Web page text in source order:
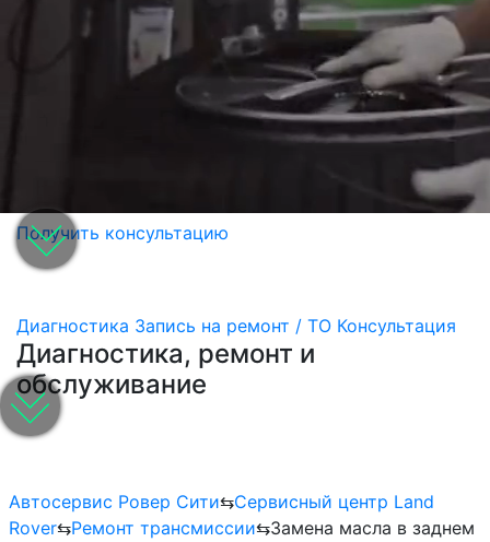
Получить консультацию
Диагностика Запись на ремонт / ТО Консультация
Диагностика, ремонт и
обслуживание
Автосервис Ровер Сити⇆Сервисный центр Land
Rover⇆Ремонт трансмиссии⇆Замена масла в заднем